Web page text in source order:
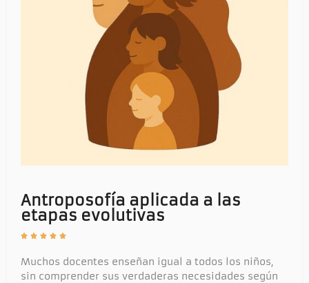
Antroposofía aplicada a las
etapas evolutivas
    
Muchos docentes enseñan igual a todos los niños,
sin comprender sus verdaderas necesidades según